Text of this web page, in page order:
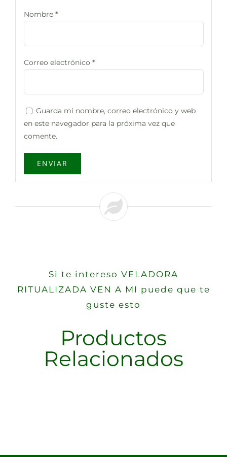
Nombre *
Correo electrónico *
Guarda mi nombre, correo electrónico y web
en este navegador para la próxima vez que
comente.
Si te intereso VELADORA
RITUALIZADA VEN A MI puede que te
guste esto
Productos
Relacionados